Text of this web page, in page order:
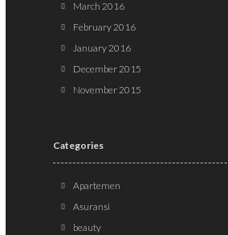
March 2016
February 2016
January 2016
December 2015
November 2015
Categories
Apartemen
Asuransi
beauty